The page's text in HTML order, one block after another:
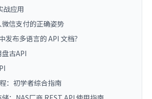
战应用
信支付的正确姿势
发布多语言的 API 文档？
古API
：初学者综合指南